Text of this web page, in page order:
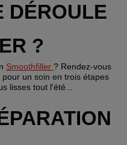
DÉROULE
?
Smoothfiller ? Rendez-vous
pour un soin en trois étapes
lisses tout l'été...